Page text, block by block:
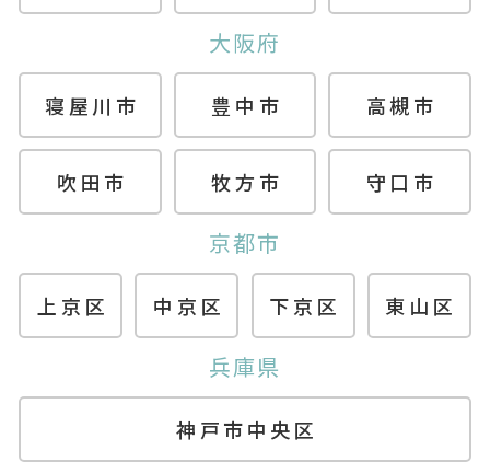
大阪府
寝屋川市 豊中市 高槻市
吹田市 牧方市 守口市
京都市
上京区 中京区 下京区 東山区
兵庫県
神戸市中央区